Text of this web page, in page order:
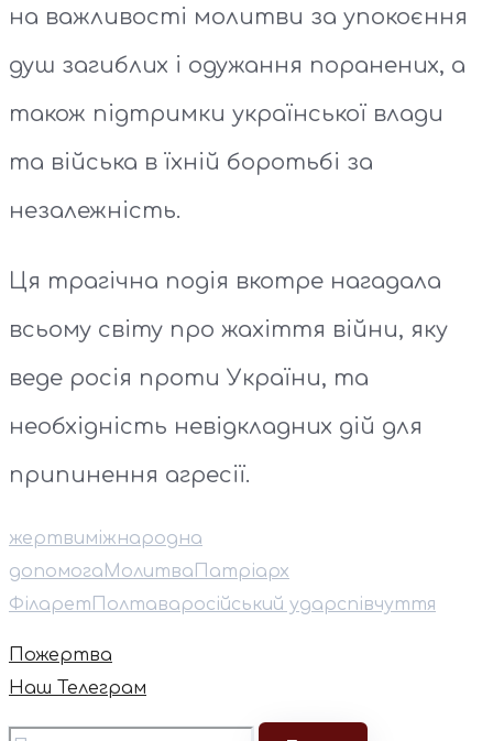
на важливості молитви за упокоєння
душ загиблих і одужання поранених, а
також підтримки української влади
та війська в їхній боротьбі за
незалежність.
Ця трагічна подія вкотре нагадала
всьому світу про жахіття війни, яку
веде росія проти України, та
необхідність невідкладних дій для
припинення агресії.
жертвиміжнародна
допомога Молитва Патріарх
Філарет Полтаваросійський ударспівчуття
Пожертва
Наш Телеграм